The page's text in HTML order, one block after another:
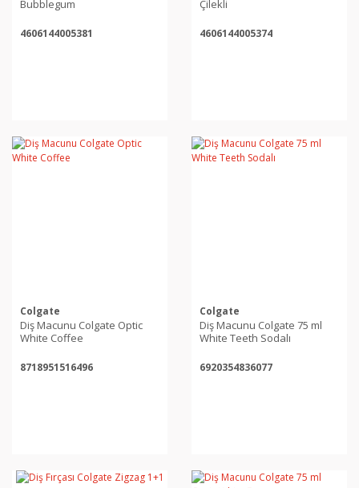
Bubblegum
4606144005381
Çilekli
4606144005374
Colgate
Diş Macunu Colgate Optic
White Coffee
8718951516496
Colgate
Diş Macunu Colgate 75 ml
White Teeth Sodalı
6920354836077